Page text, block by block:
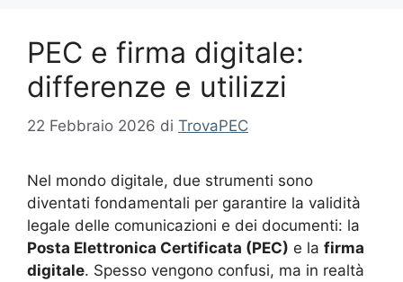
PEC e firma digitale:
differenze e utilizzi
22 Febbraio 2026 di TrovaPEC
Nel mondo digitale, due strumenti sono
diventati fondamentali per garantire la validità
legale delle comunicazioni e dei documenti: la
Posta Elettronica Certificata (PEC) e la firma
digitale. Spesso vengono confusi, ma in realtà